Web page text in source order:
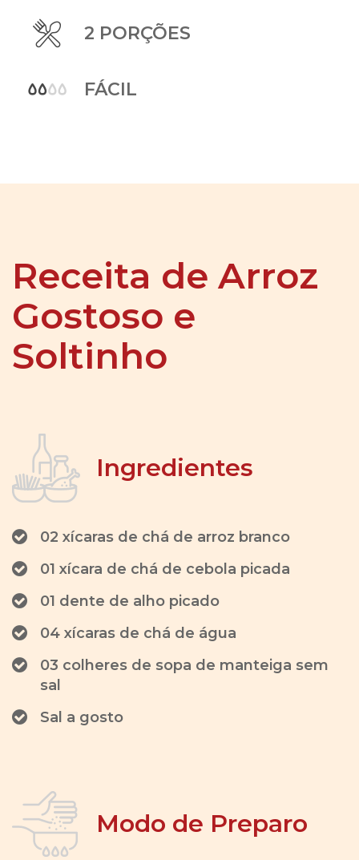
2 PORÇÕES
FÁCIL
Receita de Arroz
Gostoso e
Soltinho
Ingredientes
02 xícaras de chá de arroz branco
01 xícara de chá de cebola picada
01 dente de alho picado
04 xícaras de chá de água
03 colheres de sopa de manteiga sem
sal
Sal a gosto
Modo de Preparo